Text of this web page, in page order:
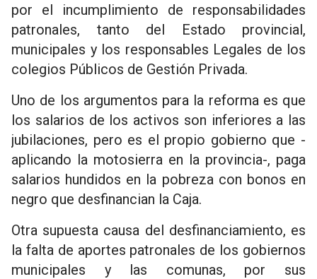
por el incumplimiento de responsabilidades
patronales, tanto del Estado provincial,
municipales y los responsables Legales de los
colegios Públicos de Gestión Privada.
Uno de los argumentos para la reforma es que
los salarios de los activos son inferiores a las
jubilaciones, pero es el propio gobierno que -
aplicando la motosierra en la provincia-, paga
salarios hundidos en la pobreza con bonos en
negro que desfinancian la Caja.
Otra supuesta causa del desfinanciamiento, es
la falta de aportes patronales de los gobiernos
municipales y las comunas, por sus